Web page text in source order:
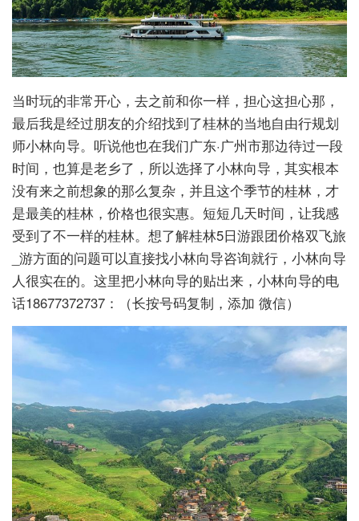
当时玩的非常开心，去之前和你一样，担心这担心那，
最后我是经过朋友的介绍找到了桂林的当地自由行规划
师小林向导。听说他也在我们广东·广州市那边待过一段
时间，也算是老乡了，所以选择了小林向导，其实根本
没有来之前想象的那么复杂，并且这个季节的桂林，才
是最美的桂林，价格也很实惠。短短几天时间，让我感
受到了不一样的桂林。想了解桂林5日游跟团价格双飞旅
_游方面的问题可以直接找小林向导咨询就行，小林向导
人很实在的。这里把小林向导的贴出来，小林向导的电
话18677372737：（长按号码复制，添加 微信）